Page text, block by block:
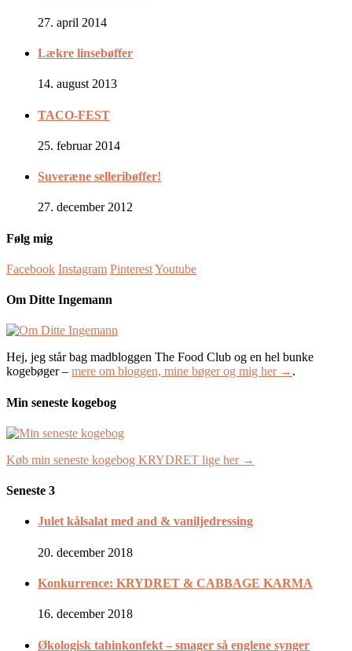
27. april 2014
Lækre linsebøffer
14. august 2013
TACO-FEST
25. februar 2014
Suveræne selleribøffer!
27. december 2012
Følg mig
Facebook Instagram PinterestYoutube
Om Ditte Ingemann
Hej, jeg står bag madbloggen The Food Club og en hel bunke
kogebøger – mere om bloggen, mine bøger og mig her → .
Min seneste kogebog
Køb min seneste kogebog KRYDRET lige her →
Seneste 3
Julet kålsalat med and & vaniljedressing
20. december 2018
Konkurrence: KRYDRET & CABBAGE KARMA
16. december 2018
Økologisk tahinkonfekt – smager så englene synger